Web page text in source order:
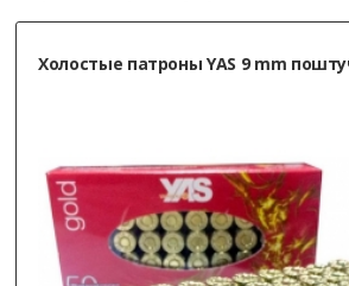
Холостые патроны YAS 9 mm